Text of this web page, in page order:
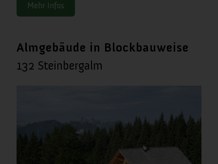
Mehr Infos
Almgebäude in Blockbauweise
132 Steinbergalm